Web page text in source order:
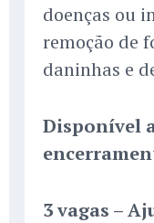
doenças ou
remoção de
daninhas e
Disponível
3 vagas –